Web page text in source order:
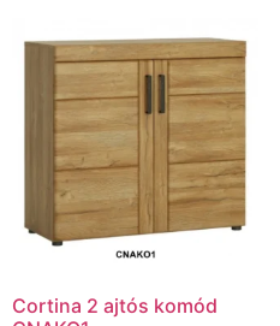
Cortina 2 ajtós komód